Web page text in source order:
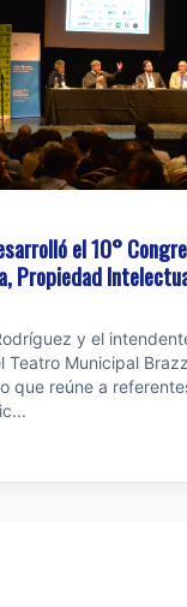
el 10°
Propiedad
y el
Teatro Municipal
que reúne a